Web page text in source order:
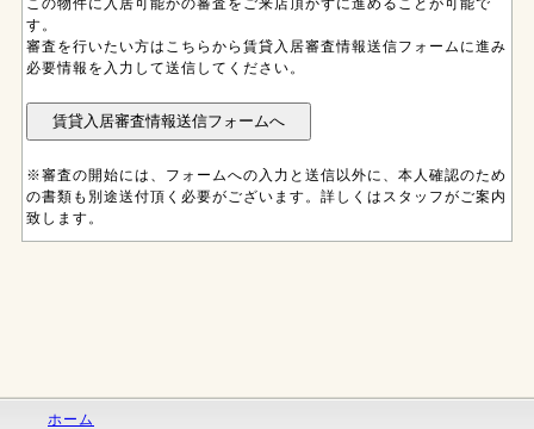
す。
審査を行いたい方はこちらから賃貸入居審査情報送信フォームに進み
必要情報を入力して送信してください。
※審査の開始には、フォームへの入力と送信以外に、本人確認のため
の書類も別途送付頂く必要がございます。詳しくはスタッフがご案内
致します。
ホーム